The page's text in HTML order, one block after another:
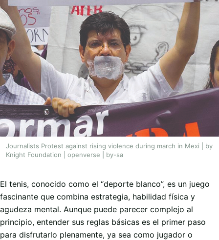
Journalists Protest against rising violence during march in Mexi | by
Knight Foundation | openverse | by-sa
El tenis, conocido como el “deporte blanco”, es un juego
fascinante que combina estrategia, habilidad física y
agudeza mental. Aunque puede parecer complejo al
principio, entender sus reglas básicas es el primer paso
para disfrutarlo plenamente, ya sea como jugador o